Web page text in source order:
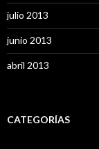
julio 2013
junio 2013
abril 2013
CATEGORÍAS